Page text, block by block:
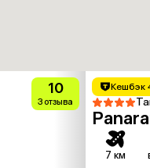
10
3 отзыва
Кешбэк
7 км